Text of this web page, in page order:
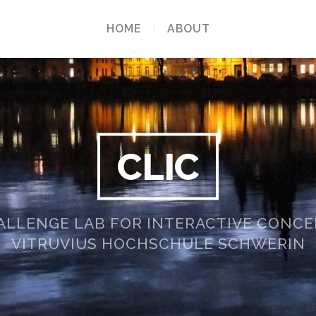
HOME ABOUT
CLIC
LAB FOR INTERACTIVE
VITRUVIUS HOCHSCHULE SCHWERIN